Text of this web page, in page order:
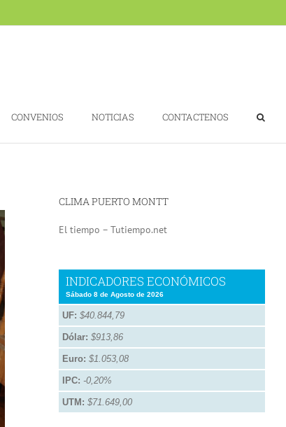
CONVENIOS NOTICIAS CONTACTENOS
CLIMA PUERTO MONTT
El tiempo – Tutiempo.net
INDICADORES ECONÓMICOS
Sábado 8 de Agosto de 2026
UF: $40.844,79
Dólar: $913,86
Euro: $1.053,08
IPC: -0,20%
UTM: $71.649,00